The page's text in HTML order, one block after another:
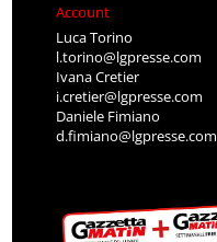
Account
Luca Torino
l.torino@lgpresse.com
Ivana Cretier
i.cretier@lgpresse.com
Daniele Fimiano
d.fimiano@lgpresse.com